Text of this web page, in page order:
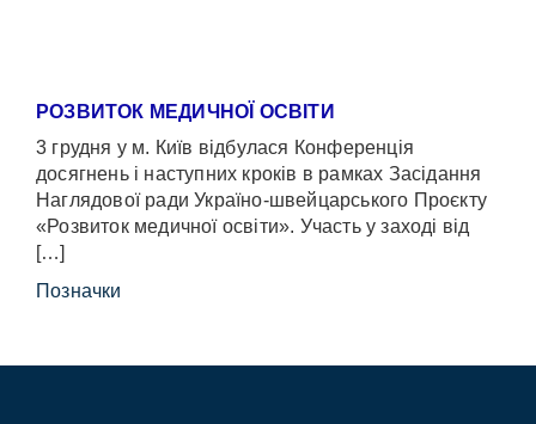
РОЗВИТОК МЕДИЧНОЇ ОСВІТИ
3 грудня у м. Київ відбулася Конференція
досягнень і наступних кроків в рамках Засідання
Наглядової ради Україно-швейцарського Проєкту
«Розвиток медичної освіти». Участь у заході від
[…]
Позначки